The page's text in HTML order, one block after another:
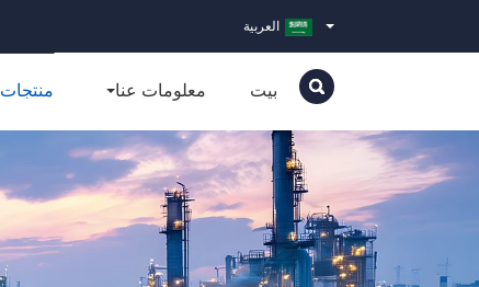
العربية
بيت معلومات عنا منتجات